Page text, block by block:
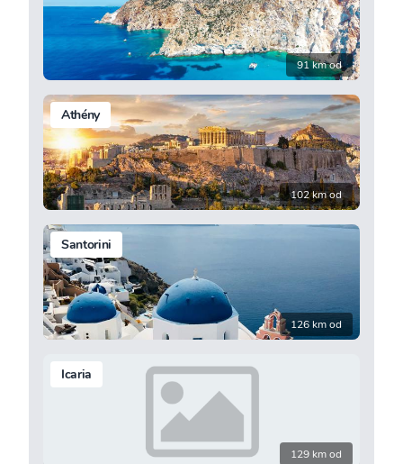
91 km od
Athény
102 km od
Santorini
126 km od
Icaria
129 km od